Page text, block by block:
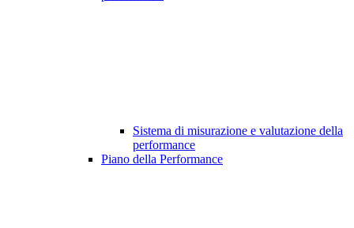
Sistema di misurazione e valutazione della
performance
Piano della Performance